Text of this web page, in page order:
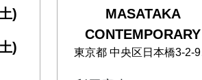
)
)
MASATAKA
CONTEMPORARY
東京都 中央区日本橋3-2-9 三晶ビルB1F